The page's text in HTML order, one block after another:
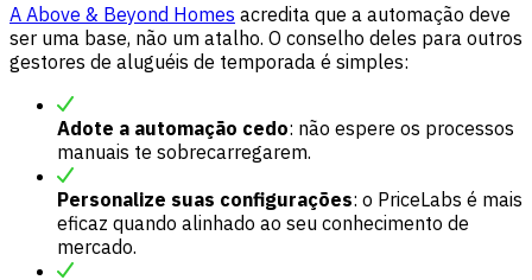
A Above & Beyond Homes acredita que a automação deve
ser uma base, não um atalho. O conselho deles para outros
gestores de aluguéis de temporada é simples:
Adote a automação cedo: não espere os processos
manuais te sobrecarregarem.
Personalize suas configurações: o PriceLabs é mais
eficaz quando alinhado ao seu conhecimento de
mercado.